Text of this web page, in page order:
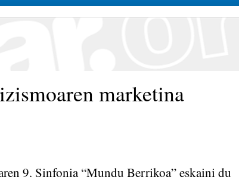
marketina
9. Sinfonia “Mundu Berrikoa” eskaini du